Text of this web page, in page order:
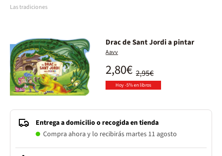
Las tradiciones
Drac de Sant Jordi a pintar
Aavv
2,95€
2,80€
Hoy -5% en libros
Entrega a domicilio o recogida en tienda
Compra ahora y lo recibirás martes 11 agosto